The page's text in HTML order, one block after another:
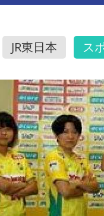
JR東日本 ス